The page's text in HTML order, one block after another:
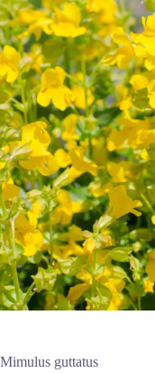
Mimulus guttatus